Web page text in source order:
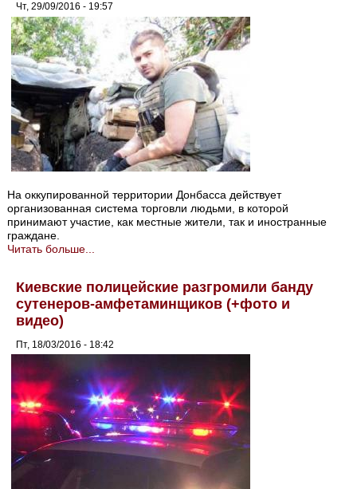
Чт, 29/09/2016 - 19:57
На оккупированной территории Донбасса действует
организованная система торговли людьми, в которой
принимают участие, как местные жители, так и иностранные
граждане.
Читать больше...
Киевские полицейские разгромили банду
сутенеров-амфетаминщиков (+фото и
видео)
Пт, 18/03/2016 - 18:42